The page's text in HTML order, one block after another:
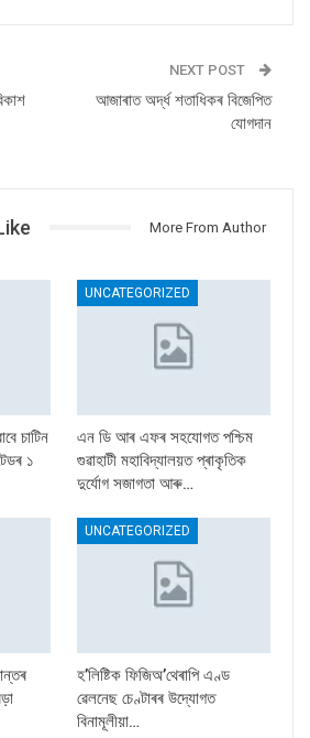
NEXT POST
আজাৰাত অৰ্দ্ধ শতাধিকৰ বিজেপিত
যোগদান
More From Author
চাটিন
১
UNCATEGORIZED
এন ডি আৰ এফৰ সহযোগত পশ্চিম
গুৱাহাটী মহাবিদ্যালয়ত প্ৰাকৃতিক
দুৰ্যোগ সজাগতা আৰু…
UNCATEGORIZED
হ’লিষ্টিক ফিজিঅ’থেৰাপি এণ্ড
ৱেলনেছ চেণ্টাৰৰ উদ্যোগত
বিনামূলীয়া…